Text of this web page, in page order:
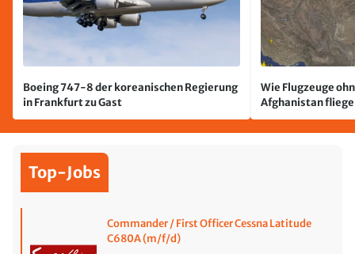
Boeing 747-8 der koreanischen Regierung
in Frankfurt zu Gast
Wie Flugzeuge
Afghanistan
Top-Jobs
Commander / First Officer Cessna Latitude
C680A (m/f/d)